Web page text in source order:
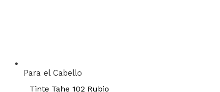
Para el Cabello
Tinte Tahe 102 Rubio